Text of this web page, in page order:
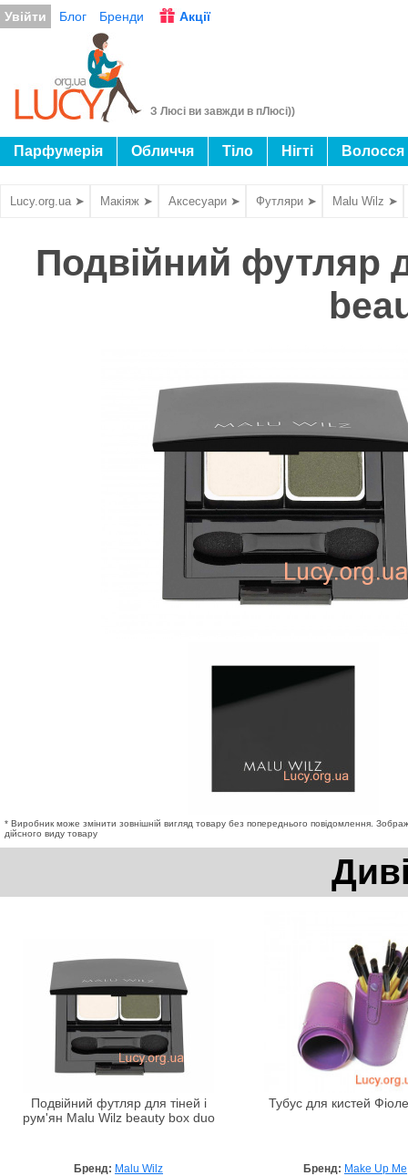
Увійти Блог Бренди Акції
З Люсі ви завжди в пЛюсі))
Парфумерія Обличчя Тіло Нігті Волосся
Lucy.org.ua ➤ Макіяж ➤ Аксесуари ➤ Футляри ➤ Malu Wilz ➤
Подвійний футляр
* Виробник може змінити зовнішній вигляд товару без попереднього повідомлення.
дійсного виду товару
Подвійний футляр для тіней і
рум'ян Malu Wilz beauty box duo
Бренд: Malu Wilz
Тубус для кистей
Бренд: Make Up Me